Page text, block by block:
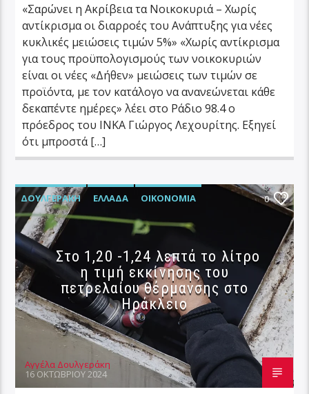
«Σαρώνει η Ακρίβεια τα Νοικοκυριά – Χωρίς
αντίκρισμα οι διαρροές του Ανάπτυξης για νέες
κυκλικές μειώσεις τιμών 5%» «Χωρίς αντίκρισμα
για τους προϋπολογισμούς των νοικοκυριών
είναι οι νέες «Δήθεν» μειώσεις των τιμών σε
προϊόντα, με τον κατάλογο να ανανεώνεται κάθε
δεκαπέντε ημέρες» λέει στο Ράδιο 98.4 ο
πρόεδρος του ΙΝΚΑ Γιώργος Λεχουρίτης. Εξηγεί
ότι μπροστά […]
ΔΟΥΛΓΕΡΆΚΗ ΕΛΛΆΔΑ ΟΙΚΟΝΟΜΊΑ 0
Στο 1,20 -1,24 λεπτά το λίτρο
η τιμή εκκίνησης του
πετρελαίου θέρμανσης στο
Ηράκλειο
Αγγέλα Δουλγεράκη
16 ΟΚΤΩΒΡΊΟΥ 2024